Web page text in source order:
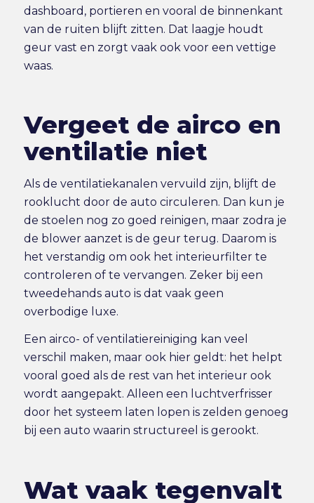
dashboard, portieren en vooral de binnenkant
van de ruiten blijft zitten. Dat laagje houdt
geur vast en zorgt vaak ook voor een vettige
waas.
Vergeet de airco en
ventilatie niet
Als de ventilatiekanalen vervuild zijn, blijft de
rooklucht door de auto circuleren. Dan kun je
de stoelen nog zo goed reinigen, maar zodra je
de blower aanzet is de geur terug. Daarom is
het verstandig om ook het interieurfilter te
controleren of te vervangen. Zeker bij een
tweedehands auto is dat vaak geen
overbodige luxe.
Een airco- of ventilatiereiniging kan veel
verschil maken, maar ook hier geldt: het helpt
vooral goed als de rest van het interieur ook
wordt aangepakt. Alleen een luchtverfrisser
door het systeem laten lopen is zelden genoeg
bij een auto waarin structureel is gerookt.
Wat vaak tegenvalt